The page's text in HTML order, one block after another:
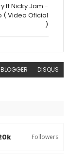
ft Nicky Jam -
( Video Oficial
)
BLOGGER DISQUS
Followers